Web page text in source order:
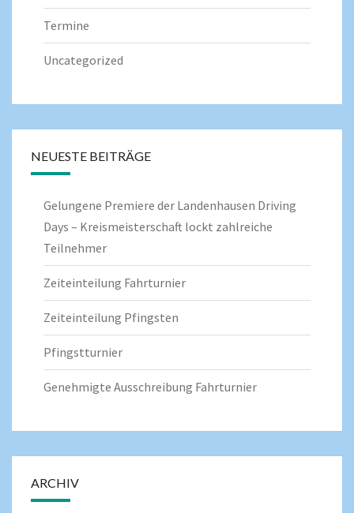
Termine
Uncategorized
NEUESTE BEITRÄGE
Gelungene Premiere der Landenhausen Driving
Days – Kreismeisterschaft lockt zahlreiche
Teilnehmer
Zeiteinteilung Fahrturnier
Zeiteinteilung Pfingsten
Pfingstturnier
Genehmigte Ausschreibung Fahrturnier
ARCHIV